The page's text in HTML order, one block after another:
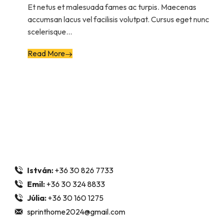
Et netus et malesuada fames ac turpis. Maecenas
accumsan lacus vel facilisis volutpat. Cursus eget nunc
scelerisque...
Read More
István: +36 30 826 7733
Emil: +36 30 324 8833
Júlia: +36 30 160 1275
sprinthome2024@gmail.com